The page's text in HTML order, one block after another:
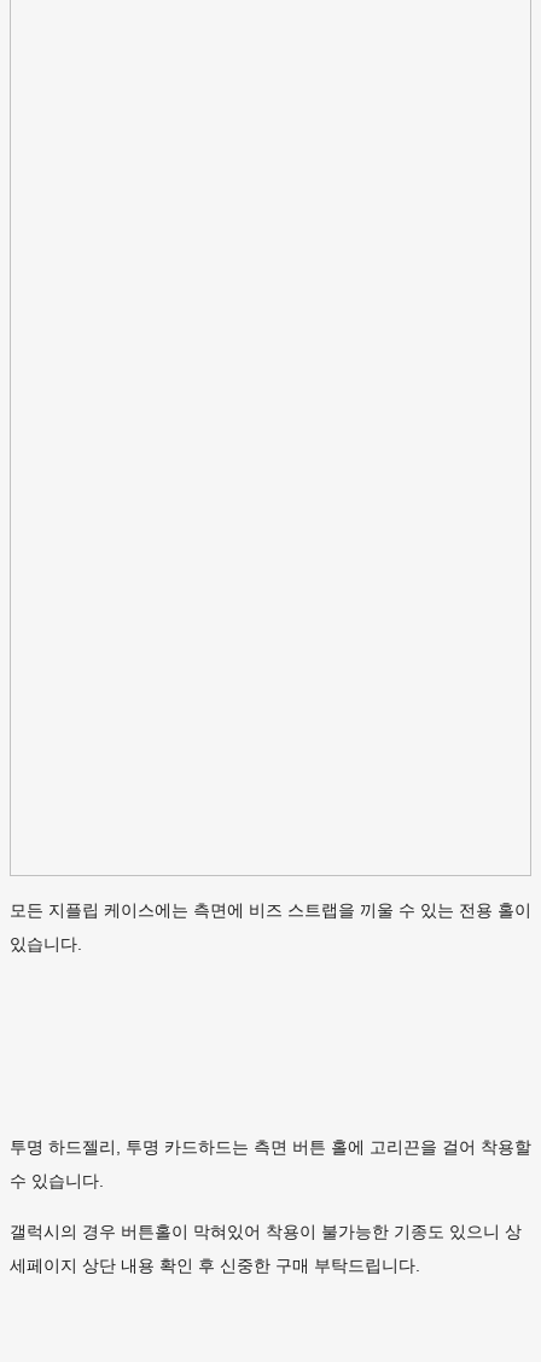
모든 지플립 케이스에는 측면에 비즈 스트랩을 끼울 수 있는 전용 홀이
있습니다.
투명 하드젤리, 투명 카드하드는 측면 버튼 홀에 고리끈을 걸어 착용할
수 있습니다.
갤럭시의 경우 버튼홀이 막혀있어 착용이 불가능한 기종도 있으니 상
세페이지 상단 내용 확인 후 신중한 구매 부탁드립니다.